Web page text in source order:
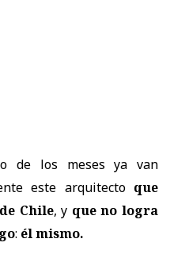
de los meses ya van
este arquitecto que
Chile, y que no logra
: él mismo.